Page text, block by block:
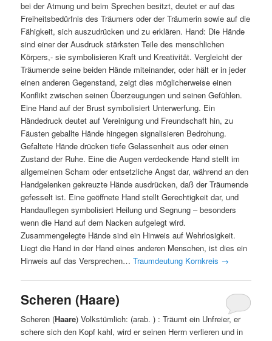
bei der Atmung und beim Sprechen besitzt, deutet er auf das
Freiheitsbedürfnis des Träumers oder der Träumerin sowie auf die
Fähigkeit, sich auszudrücken und zu erklären. Hand: Die Hände
sind einer der Ausdruck stärksten Teile des menschlichen
Körpers,- sie symbolisieren Kraft und Kreativität. Vergleicht der
Träumende seine beiden Hände miteinander, oder hält er in jeder
einen anderen Gegenstand, zeigt dies möglicherweise einen
Konflikt zwischen seinen Überzeugungen und seinen Gefühlen.
Eine Hand auf der Brust symbolisiert Unterwerfung. Ein
Händedruck deutet auf Vereinigung und Freundschaft hin, zu
Fäusten geballte Hände hingegen signalisieren Bedrohung.
Gefaltete Hände drücken tiefe Gelassenheit aus oder einen
Zustand der Ruhe. Eine die Augen verdeckende Hand stellt im
allgemeinen Scham oder entsetzliche Angst dar, während an den
Handgelenken gekreuzte Hände ausdrücken, daß der Träumende
gefesselt ist. Eine geöffnete Hand stellt Gerechtigkeit dar, und
Handauflegen symbolisiert Heilung und Segnung – besonders
wenn die Hand auf dem Nacken aufgelegt wird.
Zusammengelegte Hände sind ein Hinweis auf Wehrlosigkeit.
Liegt die Hand in der Hand eines anderen Menschen, ist dies ein
Hinweis auf das Versprechen…Traumdeutung Kornkreis →
Scheren (Haare)
Scheren (Haare) Volkstümlich: (arab. ) : Träumt ein Unfreier, er
schere sich den Kopf kahl, wird er seinen Herrn verlieren und in